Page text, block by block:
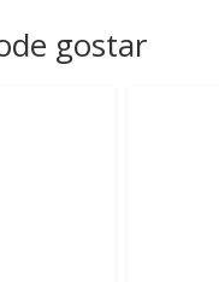
gostar